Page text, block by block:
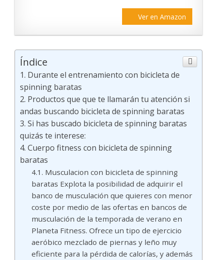
Ver en Amazon
Índice
Durante el entrenamiento con bicicleta de
spinning baratas
Productos que que te llamarán tu atención si
andas buscando bicicleta de spinning baratas
Si has buscado bicicleta de spinning baratas
quizás te interese:
Cuerpo fitness con bicicleta de spinning
baratas
Musculacion con bicicleta de spinning
baratas Explota la posibilidad de adquirir el
banco de musculación que quieres con menor
coste por medio de las ofertas en bancos de
musculación de la temporada de verano en
Planeta Fitness. Ofrece un tipo de ejercicio
aeróbico mezclado de piernas y leño muy
eficiente para la pérdida de calorías, y además